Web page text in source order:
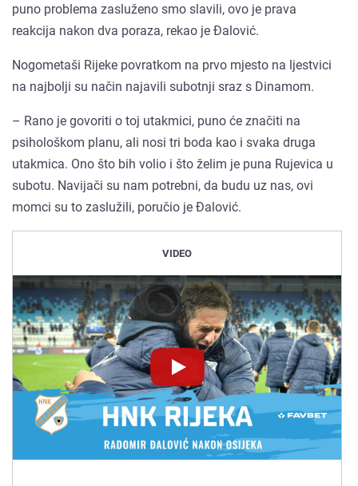
puno problema zasluženo smo slavili, ovo je prava
reakcija nakon dva poraza, rekao je Đalović.
Nogometaši Rijeke povratkom na prvo mjesto na ljestvici
na najbolji su način najavili subotnji sraz s Dinamom.
– Rano je govoriti o toj utakmici, puno će značiti na
psihološkom planu, ali nosi tri boda kao i svaka druga
utakmica. Ono što bih volio i što želim je puna Rujevica u
subotu. Navijači su nam potrebni, da budu uz nas, ovi
momci su to zaslužili, poručio je Đalović.
VIDEO
Novinet.tv
Novinet.tv